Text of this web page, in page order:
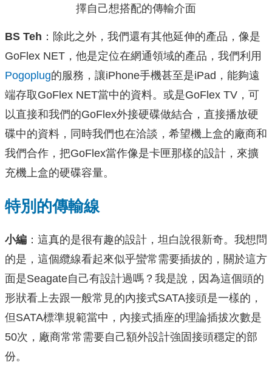
擇自己想搭配的傳輸介面
BS Teh ：除此之外，我們還有其他延伸的產品，像是
GoFlex NET，他是定位在網通領域的產品，我們利用
Pogoplug的服務，讓iPhone手機甚至是iPad，能夠遠
端存取GoFlex NET當中的資料。或是GoFlex TV，可
以直接和我們的GoFlex外接硬碟做結合，直接播放硬
碟中的資料，同時我們也在洽談，希望機上盒的廠商和
我們合作，把GoFlex當作像是卡匣那樣的設計，來擴
充機上盒的硬碟容量。
特別的傳輸線
小編 ：這真的是很有趣的設計，坦白說很新奇。我想問
的是，這個纜線看起來似乎蠻常需要插拔的，關於這方
面是Seagate自己有設計過嗎？我是說，因為這個頭的
形狀看上去跟一般常見的內接式SATA接頭是一樣的，
但SATA標準規範當中，內接式插座的理論插拔次數是
50次，廠商常常需要自己額外設計強固接頭穩定的部
份。